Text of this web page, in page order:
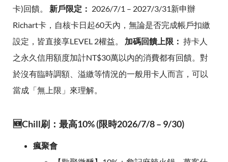
卡)回饋。 新戶限定： 2026/7/1 – 2027/3/31新申辦
Richart卡，自核卡日起60天內，無論是否完成帳戶扣繳
設定，皆直接享LEVEL 2權益。 加碼回饋上限： 持卡人
之永久信用額度加計NT$30萬以內的消費都有回饋。對
於沒有臨時調額、溢繳等情況的一般用卡人而言，可以
當成「無上限」來理解。
🆕Chill刷：最高10% (限時2026/7/8 – 9/30)
瘋聚會